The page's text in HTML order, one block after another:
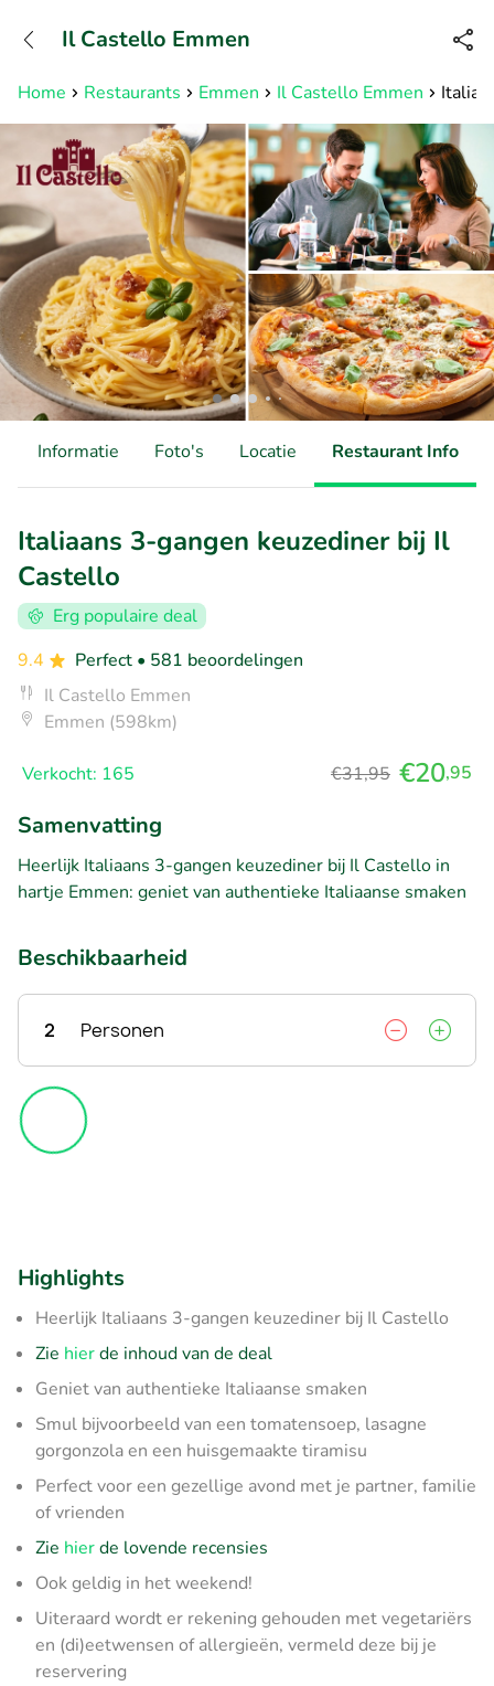
Bereikbaar tot 23:00 uur
Home Restaurants Emmen Il Castello Emmen
Il Castello Emmen
Informatie Foto's Locatie Restaurant Info
Italiaans 3-gangen keuzediner bij Il
Castello
Erg populaire deal
9.4
Perfect • 581 beoordelingen
Il Castello Emmen
Emmen (598km)
Verkocht: 165 €31,95 €20,95
Samenvatting
Heerlijk Italiaans 3-gangen keuzediner bij Il Castello in
hartje Emmen: geniet van authentieke Italiaanse smaken
Beschikbaarheid
2 Personen
Highlights
Heerlijk Italiaans 3-gangen keuzediner bij Il Castello
Zie hierde inhoud van de deal
Geniet van authentieke Italiaanse smaken
Smul bijvoorbeeld van een tomatensoep, lasagne
gorgonzola en een huisgemaakte tiramisu
Perfect voor een gezellige avond met je partner, familie
of vrienden
Zie hierde lovende recensies
Ook geldig in het weekend!
Uiteraard wordt er rekening gehouden met vegetariërs
en (di)eetwensen of allergieën, vermeld deze bij je
reservering